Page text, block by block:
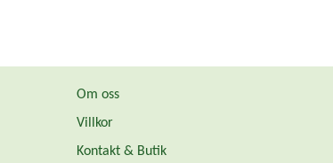
Om oss
Villkor
Kontakt & Butik